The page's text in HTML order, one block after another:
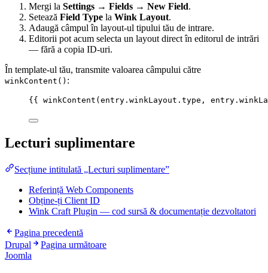
Mergi la Settings → Fields → New Field.
Setează Field Type la Wink Layout.
Adaugă câmpul în layout-ul tipului tău de intrare.
Editorii pot acum selecta un layout direct în editorul de intrări
— fără a copia ID-uri.
În template-ul tău, transmite valoarea câmpului către
winkContent() :
{{ winkContent ( entry . winkLayout . type , entry .
Lecturi suplimentare
Secțiune intitulată „Lecturi suplimentare”
Referință Web Components
Obține-ți Client ID
Wink Craft Plugin — cod sursă & documentație dezvoltatori
Pagina precedentă
Drupal
Pagina următoare
Joomla